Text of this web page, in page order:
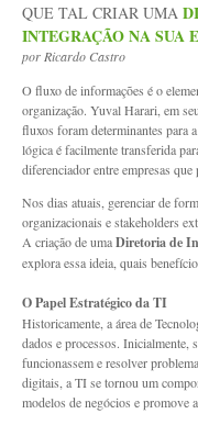
QUE TAL CRIAR UMA
INTEGRAÇÃO NA SUA
porRicardo Castro
O fluxo de informações é o
organização. Yuval Harari, em
fluxos foram determinantes para
lógica é facilmente transferida
diferenciador entre empresas
Nos dias atuais, gerenciar de
organizacionais e stakeholders
A criação de umaDiretoria de
explora essa ideia, quais
O Papel Estratégico da TI
Historicamente, a área de
dados e processos. Inicialmente,
funcionassem e resolver
digitais, a TI se tornou um
modelos de negócios e promove